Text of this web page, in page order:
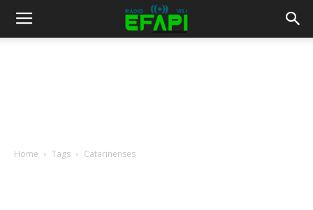
Home Tags Catarinenses